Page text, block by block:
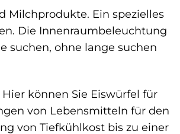
Milchprodukte. Ein spezielles
Die Innenraumbeleuchtung
suchen, ohne lange suchen
können Sie Eiswürfel für
von Lebensmitteln für den
von Tiefkühlkost bis zu einer